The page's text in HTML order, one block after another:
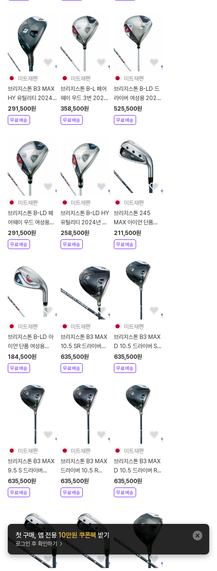
첫 구매, 앱 전용 10만원 쿠폰팩받기
로그인 후 확인하기
미트재팬
브리지스톤 B3 MAX
HY 유틸리티 2024
년 남성용
VANQUISH BSh
291,500원
무료배송
미트재팬
브리지스톤 B-L 페어
웨이 우드 3번 2024
년 여성용 SPEEDER
NX
358,500원
무료배송
미트재팬
브리지스톤 B-LD 드
라이버 여성용 2024
년 SPEEDER NX
525,500원
무료배송
미트재팬
브리지스톤 B-LD 페
어웨이 우드 여성용
2024년 SPEEDER
NX
291,500원
무료배송
미트재팬
브리지스톤 B-LD HY
유틸리티 2024년 여
성용 SPEEDER
NXBS
258,500원
무료배송
미트재팬
브리지스톤 245
MAX 아이언 단품
2024년 남성용
VANQUISH BSI
211,500원
무료배송
미트재팬
브리지스톤 B-LD 아
이언 단품 여성용
SPEEDER NX
184,500원
무료배송
미트재팬
브리지스톤 B3 MAX
10.5 SR 드라이버
2024년 카본샤프트
635,500원
무료배송
미트재팬
브리지스톤 B3 MAX
D 10.5 드라이버 SR
2024년 카본샤프트
635,500원
무료배송
미트재팬
브리지스톤 B3 MAX
9.5 S 드라이버
2024년 카본샤프트
635,500원
무료배송
미트재팬
브리지스톤 B3 MAX
드라이버 10.5 R
2024년 카본샤프트
635,500원
무료배송
미트재팬
브리지스톤 B3 MAX
D 10.5 드라이버 R
2024년 카본샤프트
635,500원
무료배송